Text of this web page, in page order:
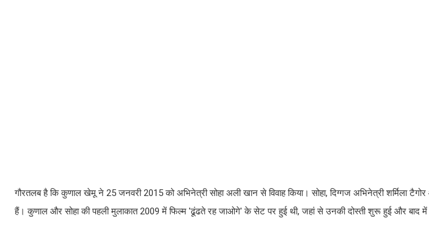
गौरतलब है कि कुणाल खेमू ने 25 जनवरी 2015 को अभिनेत्री सोहा अली खान से विवाह किया। सोहा, दिग्गज अभिनेत्री शर्मिला
हैं। कुणाल और सोहा की पहली मुलाकात 2009 में फिल्म 'ढूंढते रह जाओगे' के सेट पर हुई थी, जहां से उनकी दोस्ती शुरू हुई और बाद में